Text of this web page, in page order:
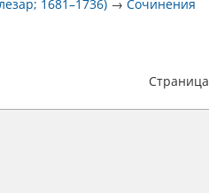
1681–1736) →Сочинения
Страница